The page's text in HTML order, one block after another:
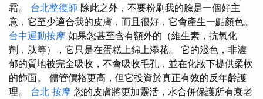
霜。 台北整復師 除此之外，不要粉刷我的臉是一個好主
意，它至少適合我的皮膚，而且很好，它會產生一點顏色。
台中運動按摩 如果您甚至含有額外的（維​​生素，抗氧化
劑，肽等），它只是在蛋糕上錦上添花。 它的淺色，非濃
郁的質地被完全吸收，不會吸收毛孔，並在化妝下提供柔軟
的飾面。 儘管價格更高，但它投資於真正有效的反年齡護
理。 台北 按摩 您的皮膚將更加靈活，水合併保護所有衰老